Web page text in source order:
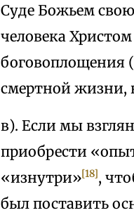
Суде Божьем
человека
боговоплощения
смертной жизни,
в). Если мы
приобрести
«изнутри»[18],
был поставить